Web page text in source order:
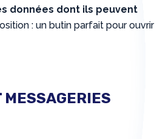
données dont ils peuvent
: un butin parfait pour ouvrir